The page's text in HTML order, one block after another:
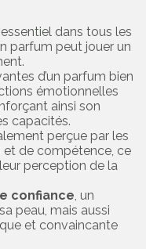
dans tous les
parfum peut jouer un
d’un parfum bien
émotionnelles
ainsi son
capacités.
perçue par les
et de compétence, ce
perception de la
confiance, un
peau, mais aussi
et convaincante